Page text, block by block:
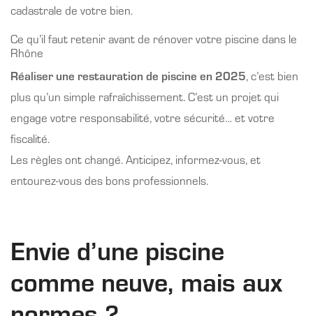
cadastrale de votre bien.
Ce qu’il faut retenir avant de rénover votre piscine dans le
Rhône
Réaliser une restauration de piscine en 2025, c’est bien
plus qu’un simple rafraîchissement. C’est un projet qui
engage votre responsabilité, votre sécurité… et votre
fiscalité.
Les règles ont changé. Anticipez, informez-vous, et
entourez-vous des bons professionnels.
Envie d’une piscine
comme neuve, mais aux